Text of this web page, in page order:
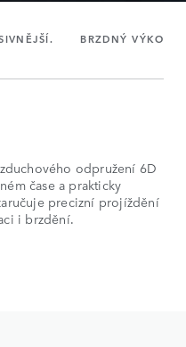
BRZDNÝ VÝKON
odpružení 6D
čase a prakticky
precizní projíždění
i brzdění.